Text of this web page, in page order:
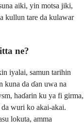
aiki, yin motsa jiki,
kullun tare da kulawar
ne?
iyalai, samun tarihin
kuna da ɗan uwa na
haɗarin ku ya fi girma,
wuri ko akai-akai.
lokuta, amma